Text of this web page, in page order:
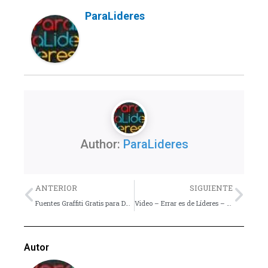
ParaLideres
Author: ParaLideres
Previo
ANTERIOR
Fuentes Graffiti Gratis para Descarga – Recursos gratuitos para el Ministerio juvenil
SIGUIENTE
Video – Errar es de Líderes – Podcast por Howard Andruejol
Autor